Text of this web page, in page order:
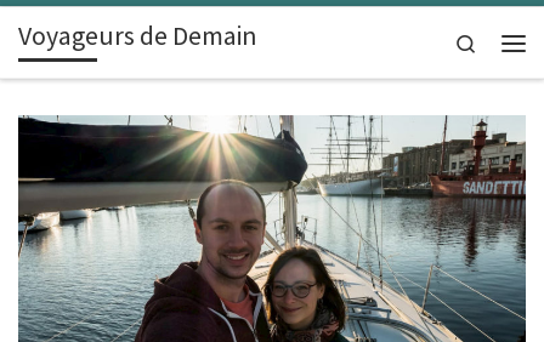
Skip to content
Voyageurs de Demain
Search